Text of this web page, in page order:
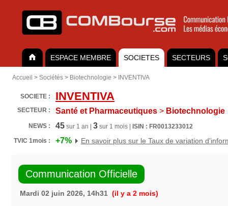
ESPACE MEMBRE SOCIETES SECTEURS
Accueil > Sociétés > Biotechnologie > INVENTIVA
SOCIETE : INVENTIVA
SECTEUR : Santé et Pharmaceutiques > Biotechnologie
NEWS : 45 sur 1 an | 3 sur 1 mois |
ISIN : FR0013233012
TVIC 1mois :
+7% En savoir plus sur le Taux de variation
Communication Officielle
Mardi 02 juin 2026, 14h31 (il y a 2 mois)